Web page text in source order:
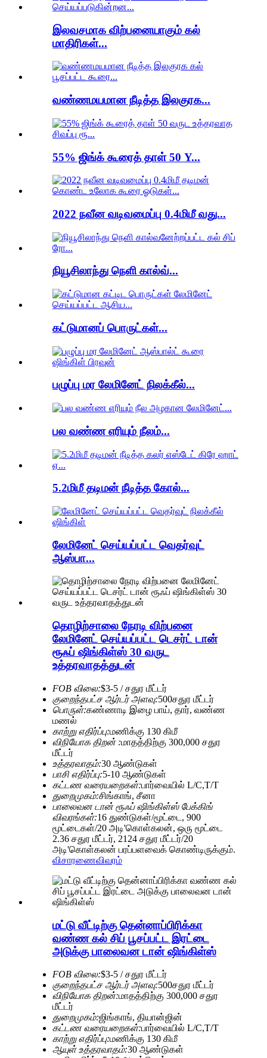
இலவசமாக விற்பனையாகும் கல்
மாதிரிகள்...
வண்ணமயமான நீடித்த இலகுரக...
55% ஜிங்க் கூரைத் தாள் 50 Y...
2022 நவீன வடிவமைப்பு 0.4மிமீ வது...
நியூசிலாந்து நெளி கால்வ்...
கட்டுமானப் பொருட்கள்...
பழுப்பு மர லேமினேட் நிலக்கீல்...
பல வண்ண எரியும் நீலம்...
5.2மிமீ தடிமன் நீடித்த கோல்...
லேமினேட் செய்யப்பட்ட வெதர்வுட்
ஆஸ்பா...
தொழிற்சாலை நேரடி விற்பனை
லேமினேட் செய்யப்பட்ட டெசர்ட் டான்
ரூஃப் ஷிங்கிள்ஸ் 30 வருட
உத்தரவாதத்துடன்
FOB விலை:$3-5 / சதுர மீட்டர்
குறைந்தபட்ச ஆர்டர் அளவு:500சதுர மீட்டர்
பொருள்:கண்ணாடி இழை பாய், தார், வண்ண
மணல்
காற்று எதிர்ப்பு:மணிக்கு 130 கிமீ
விநியோக திறன் :மாதத்திற்கு 300,000 சதுர
மீட்டர்
உத்தரவாதம்:30 ஆண்டுகள்
பாசி எதிர்ப்பு:5-10 ஆண்டுகள்
கட்டண வரையறைகள்:பார்வையில் L/C,T/T
துறைமுகம்:சிங்காங், சீனா
பாலைவன டான் ரூஃப் ஷிங்கிள்ஸ் பேக்கிங்
விவரங்கள்:16 துண்டுகள்/மூட்டை, 900
மூட்டைகள்/20 அடி'கொள்கலன், ஒரு மூட்டை
2.36 சதுர மீட்டர், 2124 சதுர மீட்டர்/20
அடி'கொள்கலன் பரப்பளவைக் கொண்டிருக்கும்.
விசாரணைவிவரம்
மட்டு வீட்டிற்கு தென்னாப்பிரிக்கா
வண்ண கல் சிப் பூசப்பட்ட இரட்டை
அடுக்கு பாலைவன டான் ஷிங்கிள்ஸ்
FOB விலை:$3-5 / சதுர மீட்டர்
குறைந்தபட்ச ஆர்டர் அளவு:500சதுர மீட்டர்
விநியோக திறன்:மாதத்திற்கு 300,000 சதுர
மீட்டர்
துறைமுகம்:ஜிங்காங், தியான்ஜின்
கட்டண வரையறைகள்:பார்வையில் L/C,T/T
காற்று எதிர்ப்பு:மணிக்கு 130 கிமீ
ஆயுள் உத்தரவாதம்:30 ஆண்டுகள்